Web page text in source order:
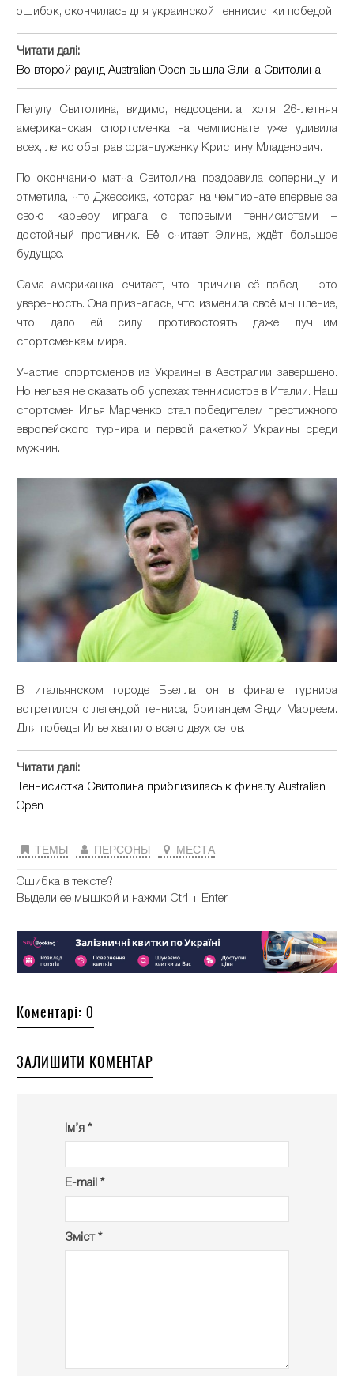
ошибок, окончилась для украинской теннисистки победой.
Читати далі:
Во второй раунд Australian Open вышла Элина Свитолина
Пегулу Свитолина, видимо, недооценила, хотя 26-летняя
американская спортсменка на чемпионате уже удивила
всех, легко обыграв француженку Кристину Младенович.
По окончанию матча Свитолина поздравила соперницу и
отметила, что Джессика, которая на чемпионате впервые за
свою карьеру играла с топовыми теннисистами –
достойный противник. Её, считает Элина, ждёт большое
будущее.
Сама американка считает, что причина её побед – это
уверенность. Она призналась, что изменила своё мышление,
что дало ей силу противостоять даже лучшим
спортсменкам мира.
Участие спортсменов из Украины в Австралии завершено.
Но нельзя не сказать об успехах теннисистов в Италии. Наш
спортсмен Илья Марченко стал победителем престижного
европейского турнира и первой ракеткой Украины среди
мужчин.
В итальянском городе Бьелла он в финале турнира
встретился с легендой тенниса, британцем Энди Марреем.
Для победы Илье хватило всего двух сетов.
Читати далі:
Теннисистка Свитолина приблизилась к финалу Australian
Open
ТЕМЫ ПЕРСОНЫ МЕСТА
Ошибка в тексте?
Выдели ее мышкой и нажми Ctrl + Enter
Коментарі: 0
ЗАЛИШИТИ КОМЕНТАР
Ім’я *
E-mail *
Зміст *